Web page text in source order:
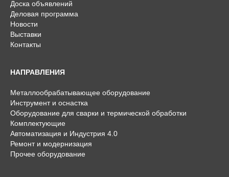
Доска объявлений
Деловая программа
Новости
Выставки
Контакты
НАПРАВЛЕНИЯ
Металлообрабатывающее оборудование
Инструмент и оснастка
Оборудование для сварки и термической обработки
Комплектующие
Автоматизация и Индустрия 4.0
Ремонт и модернизация
Прочее оборудование